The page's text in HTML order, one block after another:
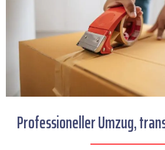
Professioneller Umzug,